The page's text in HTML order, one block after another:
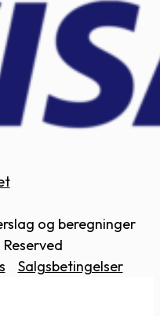
og beregninger
Salgsbetingelser